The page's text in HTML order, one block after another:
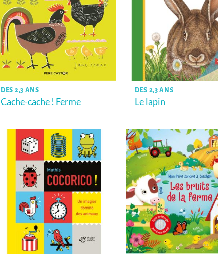
DÈS 2,3 ANS
Cache-cache ! Ferme
DÈS 2,3 ANS
Le lapin